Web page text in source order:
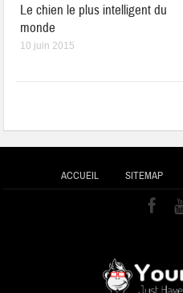
Le chien le plus intelligent du
monde
10 juin 2015
ACCUEIL SITEMAP